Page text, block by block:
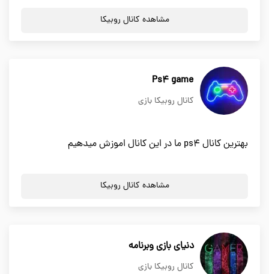
مشاهده کانال روبیکا
Ps4 game
کانال روبیکا بازی
بهترین کانال ps4 ما در این کانال اموزش میدهیم
مشاهده کانال روبیکا
دنیای بازی وبرنامه
کانال روبیکا بازی